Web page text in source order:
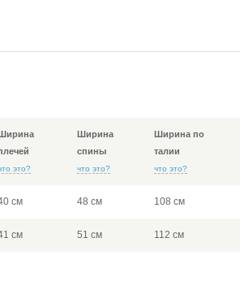
это?
Ширина
спины
что это?
Ширина по
талии
что это?
см 48 см 108 см
см 51 см 112 см